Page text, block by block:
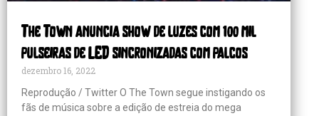
The Town anuncia show de luzes com 100 mil
pulseiras de LED sincronizadas com palcos
dezembro 16, 2022
Reprodução / Twitter O The Town segue instigando os
fãs de música sobre a edição de estreia do mega